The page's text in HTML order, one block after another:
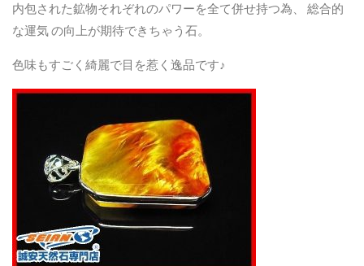
内包された鉱物それぞれのパワーを全て併せ持つ為、 総合的
な運気 の向上が期待できちゃう石。
色味もすごく綺麗で目を惹く逸品です♪